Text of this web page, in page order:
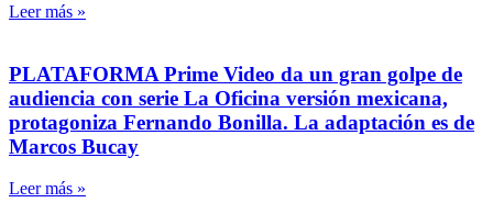
Leer más »
PLATAFORMA Prime Video da un gran golpe de
audiencia con serie La Oficina versión mexicana,
protagoniza Fernando Bonilla. La adaptación es de
Marcos Bucay
Leer más »